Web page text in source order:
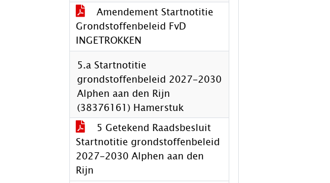
Amendement Startnotitie
Grondstoffenbeleid FvD
INGETROKKEN
5.a Startnotitie
grondstoffenbeleid 2027-2030
Alphen aan den Rijn
(38376161) Hamerstuk
5 Getekend Raadsbesluit
Startnotitie grondstoffenbeleid
2027-2030 Alphen aan den
Rijn